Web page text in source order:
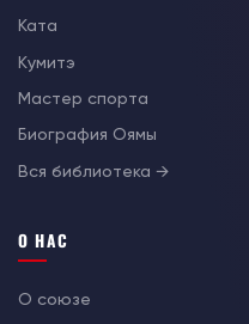
Ката
Кумитэ
Мастер спорта
Биография Оямы
Вся библиотека →
О НАС
О союзе